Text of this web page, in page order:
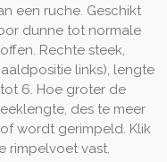
een ruche. Geschikt
dunne tot normale
Rechte steek,
links), lengte
6. Hoe groter de
des te meer
wordt gerimpeld. Klik
rimpelvoet vast.